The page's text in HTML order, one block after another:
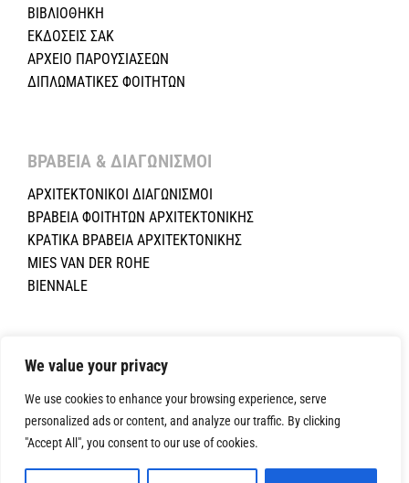
We value your privacy
We use cookies to enhance your browsing experience, serve
personalized ads or content, and analyze our traffic. By clicking
"Accept All", you consent to our use of cookies.
ΒΙΒΛΙΟΘΗΚΗ
ΕΚΔΟΣΕΙΣ ΣΑΚ
ΑΡΧΕΙΟ ΠΑΡΟΥΣΙΑΣΕΩΝ
ΔΙΠΛΩΜΑΤΙΚΕΣ ΦΟΙΤΗΤΩΝ
ΒΡΑΒΕΙΑ & ΔΙΑΓΩΝΙΣΜΟΙ ​
ΑΡΧΙΤΕΚΤΟΝΙΚΟΙ ΔΙΑΓΩΝΙΣΜΟΙ
ΒΡΑΒΕΙΑ ΦΟΙΤΗΤΩΝ ΑΡΧΙΤΕΚΤΟΝΙΚΗΣ
ΚΡΑΤΙΚΑ ΒΡΑΒΕΙΑ ΑΡΧΙΤΕΚΤΟΝΙΚΗΣ
MIES VAN DER ROHE
BIENNALE
Reserved. Powered byNETinfo Plc